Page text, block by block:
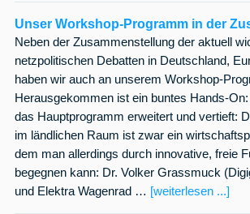
Unser Workshop-Programm in der
Neben der Zusammenstellung der aktuell
netzpolitischen Debatten in Deutschland,
haben wir auch an unserem Workshop-
Herausgekommen ist ein buntes Hands-
das Hauptprogramm erweitert und vertieft:
im ländlichen Raum ist zwar ein
dem man allerdings durch innovative, freie
begegnen kann: Dr. Volker Grassmuck
und Elektra Wagenrad … [weiterlesen ...]